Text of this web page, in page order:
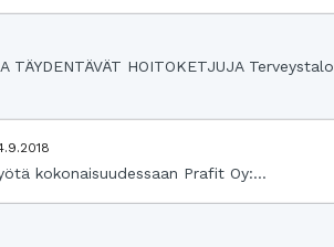
TÄYDENTÄVÄT HOITOKETJUJA Terveystalo
kokonaisuudessaan Prafit Oy:...